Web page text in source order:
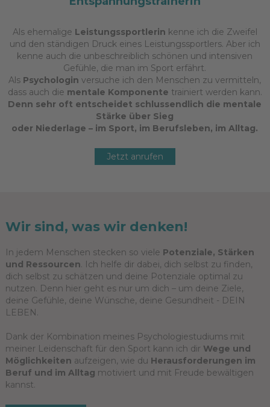
Als ehemalige Leistungssportlerin kenne ich die Zweifel
und den ständigen Druck eines Leistungssportlers. Aber ich
kenne auch die unbeschreiblich schönen und intensiven
Gefühle, die man im Sport erfährt.
Als Psychologin versuche ich den Menschen zu vermitteln,
dass auch die mentale Komponente trainiert werden kann.
Denn sehr oft entscheidet schlussendlich die mentale
Stärke über Sieg
oder Niederlage – im Sport, im Berufsleben, im Alltag.
Jetzt anrufen
Wir sind, was wir denken!
In jedem Menschen stecken so viele Potenziale, Stärken
und Ressourcen. Ich helfe dir dabei, dich selbst zu finden,
dich selbst zu schätzen und deine Potenziale optimal zu
nutzen. Denn hier geht es nur um dich – um deine Ziele,
deine Gefühle, deine Wünsche, deine Gesundheit - DEIN
LEBEN.
Dank der Kombination meines Psychologiestudiums mit
meiner Leidenschaft für den Sport kann ich dir Wege und
Möglichkeiten aufzeigen, wie du Herausforderungen im
Beruf und im Alltag motiviert und mit Freude bewältigen
kannst.